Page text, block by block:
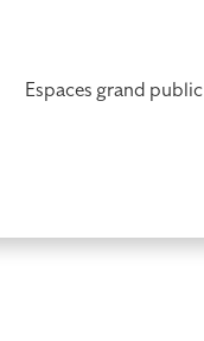
Espaces grand public